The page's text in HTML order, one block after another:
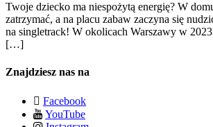
Twoje dziecko ma niespożytą energię? W
zatrzymać, a na placu zabaw zaczyna się
na singletrack! W okolicach Warszawy w 2023
[…]
Znajdziesz nas na
Facebook
YouTube